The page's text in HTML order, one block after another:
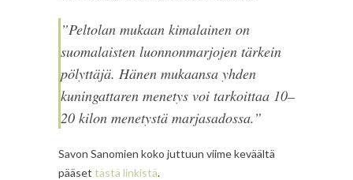
”Peltolan mukaan kimalainen on
suomalaisten luonnonmarjojen tärkein
pölyttäjä. Hänen mukaansa yhden
kuningattaren menetys voi tarkoittaa 10–
20 kilon menetystä marjasadossa.”
Savon Sanomien koko juttuun viime keväältä
pääset tästä linkistä.